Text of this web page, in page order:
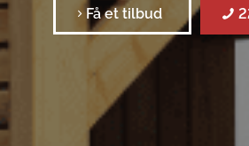
Få et tilbud